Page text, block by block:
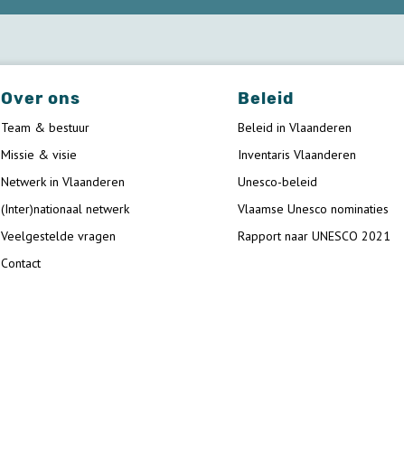
Over ons
Team & bestuur
Missie & visie
Netwerk in Vlaanderen
(Inter)nationaal netwerk
Veelgestelde vragen
Contact
Beleid
Beleid in Vlaanderen
Inventaris Vlaanderen
Unesco-beleid
Vlaamse Unesco nominaties
Rapport naar UNESCO 2021